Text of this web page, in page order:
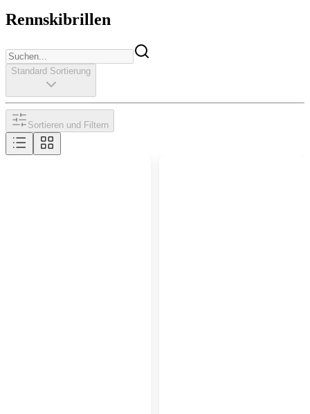
Rennskibrillen
Standard Sortierung
Sortieren und Filtern